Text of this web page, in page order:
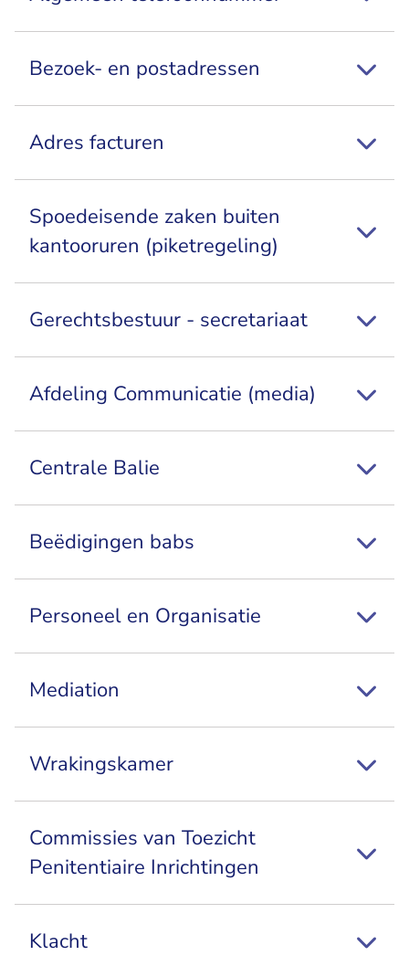
Bezoek- en postadressen
Adres facturen
Spoedeisende zaken buiten
kantooruren (piketregeling)
Gerechtsbestuur - secretariaat
Afdeling Communicatie (media)
Centrale Balie
Beëdigingen babs
Personeel en Organisatie
Mediation
Wrakingskamer
Commissies van Toezicht
Penitentiaire Inrichtingen
Klacht